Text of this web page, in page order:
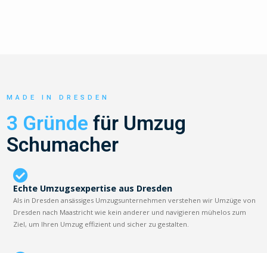
MADE IN DRESDEN
3 Gründe für Umzug
Schumacher
Echte Umzugsexpertise aus Dresden
Als in Dresden ansässiges Umzugsunternehmen verstehen wir Umzüge von
Dresden nach Maastricht wie kein anderer und navigieren mühelos zum
Ziel, um Ihren Umzug effizient und sicher zu gestalten.